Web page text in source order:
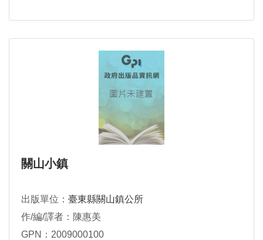
關山小鎮
出版單位： 臺東縣關山鎮公所
作/編/譯者：陳惠美
GPN：2009000100